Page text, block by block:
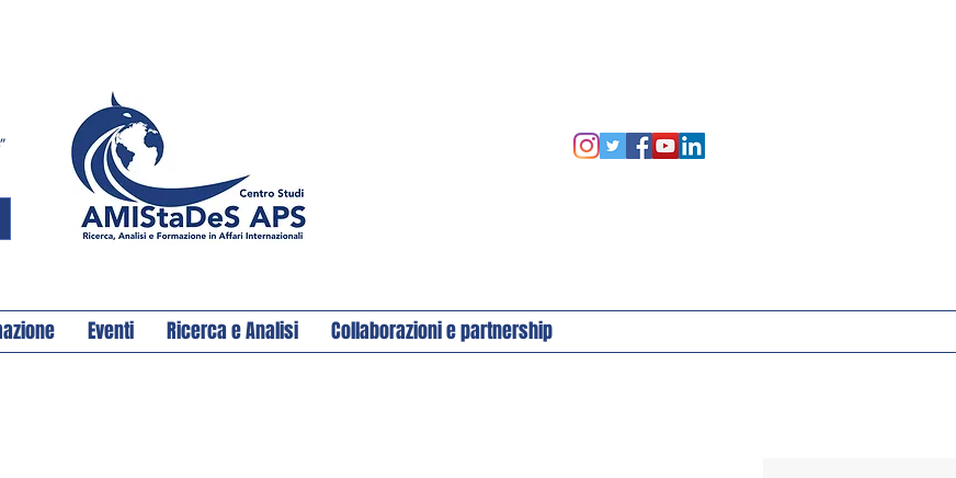
Eventi Ricerca e Analisi Collaborazioni e partnership